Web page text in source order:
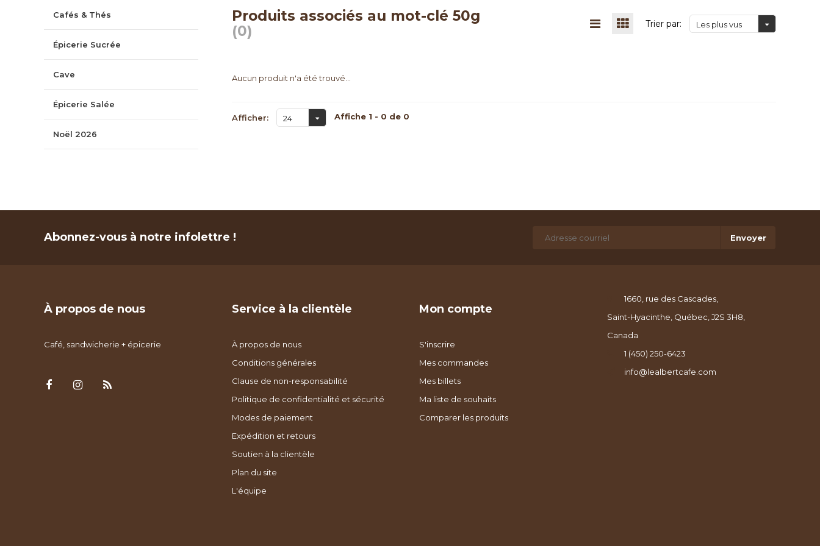
Cafés & Thés
Épicerie Sucrée
Cave
Épicerie Salée
Noël 2026
Produits associés au mot-clé 50g
(0)
Trier par: Les plus vus
Aucun produit n'a été trouvé...
Afficher: 24 Affiche 1 - 0 de 0
Abonnez-vous à notre infolettre ! Envoyer
À propos de nous
Café, sandwicherie + épicerie
Service à la clientèle
À propos de nous
Conditions générales
Clause de non-responsabilité
Politique de confidentialité et sécurité
Modes de paiement
Expédition et retours
Soutien à la clientèle
Plan du site
L'équipe
Mon compte
S'inscrire
Mes commandes
Mes billets
Ma liste de souhaits
Comparer les produits
1660, rue des Cascades,
Saint-Hyacinthe, Québec, J2S 3H8,
Canada
1 (450) 250-6423
info@lealbertcafe.com